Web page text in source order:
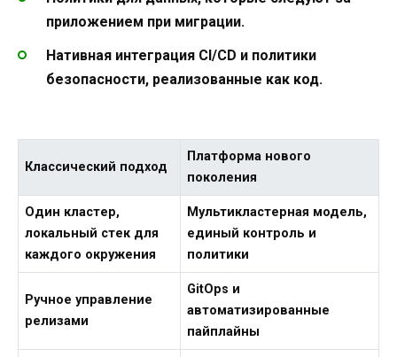
приложением при миграции.
Нативная интеграция CI/CD и политики
безопасности, реализованные как код.
Классический подход
Платформа нового
поколения
Один кластер,
локальный стек для
каждого окружения
Мультикластерная модель,
единый контроль и
политики
Ручное управление
релизами
GitOps и
автоматизированные
пайплайны